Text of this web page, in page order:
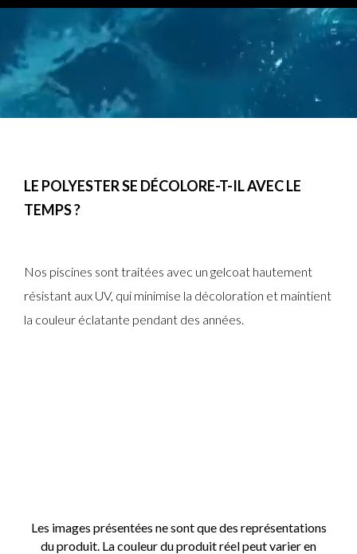
LE POLYESTER SE DÉCOLORE-T-IL AVEC LE
TEMPS ?
Nos piscines sont traitées avec un gelcoat hautement
résistant aux UV, qui minimise la décoloration et maintient
la couleur éclatante pendant des années.
Les images présentées ne sont que des représentations
du produit. La couleur du produit réel peut varier en